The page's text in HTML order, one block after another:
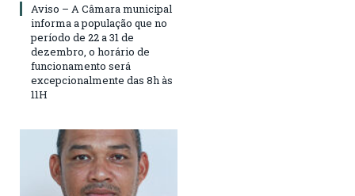
Aviso – A Câmara municipal
informa a população que no
período de 22 a 31 de
dezembro, o horário de
funcionamento será
excepcionalmente das 8h às
11H